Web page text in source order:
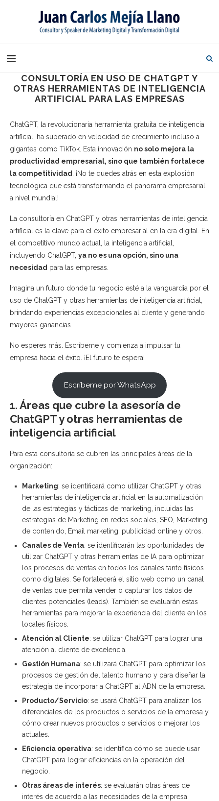
CONSULTORÍA EN USO DE CHATGPT Y
OTRAS HERRAMIENTAS DE INTELIGENCIA
ARTIFICIAL PARA LAS EMPRESAS
ChatGPT, la revolucionaria herramienta gratuita de inteligencia
artificial, ha superado en velocidad de crecimiento incluso a
gigantes como TikTok. Esta innovación no solo mejora la
productividad empresarial, sino que también fortalece
la competitividad
. ¡No te quedes atrás en esta explosión
tecnológica que está transformando el panorama empresarial
a nivel mundial!
La consultoría en ChatGPT y otras herramientas de inteligencia
artificial es la clave para el éxito empresarial en la era digital. En
el competitivo mundo actual, la inteligencia artificial,
incluyendo ChatGPT, ya no es una opción, sino una
necesidad para las empresas.
Imagina un futuro donde tu negocio esté a la vanguardia por el
uso de ChatGPT y otras herramientas de inteligencia artificial,
brindando experiencias excepcionales al cliente y generando
mayores ganancias.
No esperes más. Escríbeme y comienza a impulsar tu
empresa hacia el éxito. ¡El futuro te espera!
Escríbeme por WhatsApp
1. Áreas que cubre la asesoría de
ChatGPT y otras herramientas de
inteligencia artificial
Para esta consultoría se cubren las principales áreas de la
organización:
Marketing: se identificará como utilizar ChatGPT y otras
herramientas de inteligencia artificial en la automatización
de las estrategias y tácticas de marketing, incluidas las
estrategias de Marketing en redes sociales, SEO, Marketing
de contenido, Email marketing, publicidad online y otros.
Canales de Venta: se identificarán las oportunidades de
utilizar ChatGPT y otras herramientas de IA para optimizar
los procesos de ventas en todos los canales tanto físicos
como digitales. Se fortalecerá el sitio web como un canal
de ventas que permita vender o capturar los datos de
clientes potenciales (leads). También se evaluarán estas
herramientas para mejorar la experiencia del cliente en los
locales físicos.
Atención al Cliente: se utilizar ChatGPT para lograr una
atención al cliente de excelencia.
Gestión Humana: se utilizará ChatGPT para optimizar los
procesos de gestión del talento humano y para diseñar la
estrategia de incorporar a ChatGPT al ADN de la empresa.
Producto/Servicio: se usará ChatGPT para analizan los
diferenciales de los productos o servicios de la empresa y
cómo crear nuevos productos o servicios o mejorar los
actuales.
Eficiencia operativa: se identifica cómo se puede usar
ChatGPT para lograr eficiencias en la operación del
negocio.
Otras áreas de interés: se evaluarán otras áreas de
interés de acuerdo a las necesidades de la empresa.